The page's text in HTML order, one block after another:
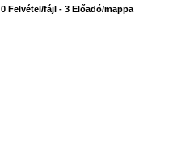
0 Felvétel/fájl - 3 Előadó/mappa